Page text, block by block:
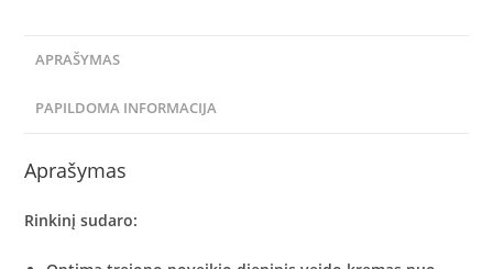
APRAŠYMAS
PAPILDOMA INFORMACIJA
Aprašymas
Rinkinį sudaro: